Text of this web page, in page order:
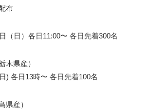
布
（日）各日11:00〜 各日先着300名
木県産）
) 各日13時〜 各日先着100名
県産）